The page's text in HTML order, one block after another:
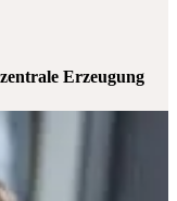
Erzeugung